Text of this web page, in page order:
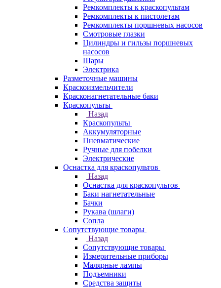
Ремкомплекты к краскопультам
Ремкомплекты к пистолетам
Ремкомплекты поршневых насосов
Смотровые глазки
Цилиндры и гильзы поршневых
насосов
Шары
Электрика
Разметочные машины
Краскоизмельчители
Красконагнетательные баки
Краскопульты
Назад
Краскопульты
Аккумуляторные
Пневматические
Ручные для побелки
Электрические
Оснастка для краскопультов
Назад
Оснастка для краскопультов
Баки нагнетательные
Бачки
Рукава (шлаги)
Сопла
Сопутствующие товары
Назад
Сопутствующие товары
Измерительные приборы
Малярные лампы
Подъемники
Средства защиты